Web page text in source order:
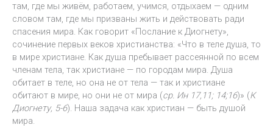
там, где мы живём, работаем, учимся, отдыхаем — одним
словом там, где мы призваны жить и действовать ради
спасения мира. Как говорит «Послание к Диогнету»,
сочинение первых веков христианства: «Что в теле душа, то
в мире христиане. Как душа пребывает рассеянной по всем
членам тела, так христиане — по городам мира. Душа
обитает в теле, но она не от тела — так и христиане
обитают в мире, но они не от мира (ср. Ин 17,11; 14;16)» (К
Диогнету, 5-6). Наша задача как христиан — быть душой
мира.